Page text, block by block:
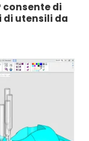
consente di
di utensili da